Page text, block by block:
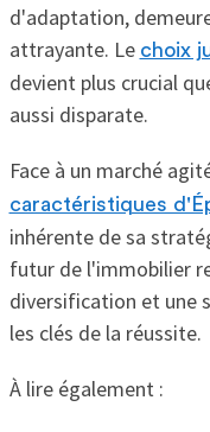
d'adaptation,
attrayante. Le choix
devient plus crucial
aussi disparate.
Face à un marché
caractéristiques
inhérente de sa
futur de l'immobilier
diversification et une
les clés de la réussite.
À lire également :